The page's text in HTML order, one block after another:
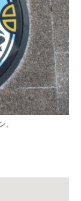
。